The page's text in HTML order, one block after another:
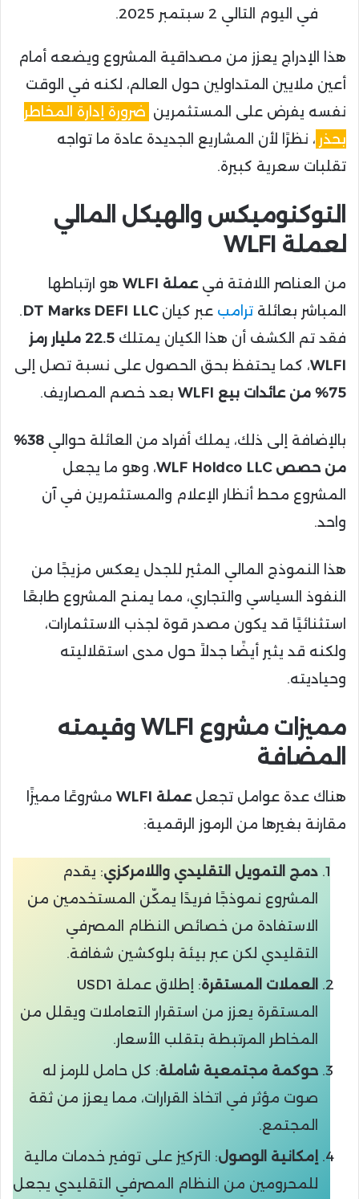
في اليوم التالي 2 سبتمبر 2025.
هذا الإدراج يعزز من مصداقية المشروع ويضعه أمام
أعين ملايين المتداولين حول العالم، لكنه في الوقت
نفسه يفرض على المستثمرين ضرورة إدارة المخاطر
بحذر ، نظرًا لأن المشاريع الجديدة عادة ما تواجه
تقلبات سعرية كبيرة.
التوكنوميكس والهيكل المالي
لعملة WLFI
من العناصر اللافتة فيعملة WLFI
هو ارتباطها
المباشر بعائلة ترامب عبر كيانDT Marks DEFI LLC
.
فقد تم الكشف أن هذا الكيان يمتلك
22.5 مليار رمز
WLFI، كما يحتفظ بحق الحصول على نسبة تصل إلى
75% من عائدات بيع WLFI
بعد خصم المصاريف.
بالإضافة إلى ذلك، يملك أفراد من العائلة حوالي
38%
من حصص WLF Holdco LLC
، وهو ما يجعل
المشروع محط أنظار الإعلام والمستثمرين في آن
واحد.
هذا النموذج المالي المثير للجدل يعكس مزيجًا من
النفوذ السياسي والتجاري، مما يمنح المشروع طابعًا
استثنائيًا قد يكون مصدر قوة لجذب الاستثمارات،
ولكنه قد يثير أيضًا جدلاً حول مدى استقلاليته
وحياديته.
مميزات مشروع WLFI وقيمته
المضافة
هناك عدة عوامل تجعلعملة WLFI
مشروعًا مميزًا
مقارنة بغيرها من الرموز الرقمية:
دمج التمويل التقليدي واللامركزي: يقدم
المشروع نموذجًا فريدًا يمكّن المستخدمين من
الاستفادة من خصائص النظام المصرفي
التقليدي لكن عبر بيئة بلوكشين شفافة.
العملات المستقرة
: إطلاق عملة USD1
المستقرة يعزز من استقرار التعاملات ويقلل من
المخاطر المرتبطة بتقلب الأسعار.
حوكمة مجتمعية شاملة: كل حامل للرمز له
صوت مؤثر في اتخاذ القرارات، مما يعزز من ثقة
المجتمع.
إمكانية الوصول: التركيز على توفير خدمات مالية
للمحرومين من النظام المصرفي التقليدي يجعل